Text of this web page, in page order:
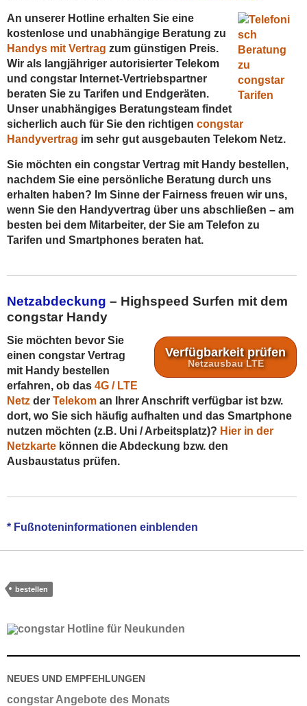
An unserer Hotline erhalten Sie eine
kostenlose und unabhängige Beratung zu
Handys mit Vertrag zum günstigen Preis.
Wir als langjähriger autorisierter Telekom
und congstar Internet-Vertriebspartner
beraten Sie zu Tarifen und Endgeräten.
Unser unabhängiges Beratungsteam findet
sicherlich auch für Sie den richtigen congstar
Handyvertrag im sehr gut ausgebauten Telekom Netz.
Sie möchten ein congstar Vertrag mit Handy bestellen,
nachdem Sie eine persönliche Beratung durch uns
erhalten haben? Im Sinne der Fairness freuen wir uns,
wenn Sie den Handyvertrag über uns abschließen – am
besten bei dem Mitarbeiter, der Sie am Telefon zu
Tarifen und Smartphones beraten hat.
Netzabdeckung – Highspeed Surfen mit dem
congstar Handy
Verfügbarkeit prüfen
Netzausbau LTE
Sie möchten bevor Sie
einen congstar Vertrag
mit Handy bestellen
erfahren, ob das 4G / LTE
Netz der Telekom an Ihrer Anschrift verfügbar ist bzw.
dort, wo Sie sich häufig aufhalten und das Smartphone
nutzen möchten (z.B. Uni / Arbeitsplatz)? Hier in der
Netzkarte können die Abdeckung bzw. den
Ausbaustatus prüfen.
*Der congstar Vertrag mit Handy hat eine Mindestvertragslaufzeit
aber nur für den Tarif und nicht für die Handyfinanzierung (diese
Die Beratung zu den
uns als autorisierten Partner. Ein congstar Handy bestellen können
Sie online sowie telefonisch. Bei einer Bestellung am Telefon
erhalten Sie auch eine telefonische Tarifberatung durch uns als
Beratung ist kostenlos – im Falle eines Kaufes freuen wir uns aber
natürlich, wenn Sie den Auftrag bei uns erteilen.
* Fußnoteninformationen einblenden
bestellen
NEUES UND EMPFEHLUNGEN
congstar Angebote des Monats